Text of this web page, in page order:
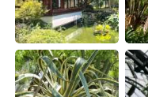
Indonesia
Türkçe